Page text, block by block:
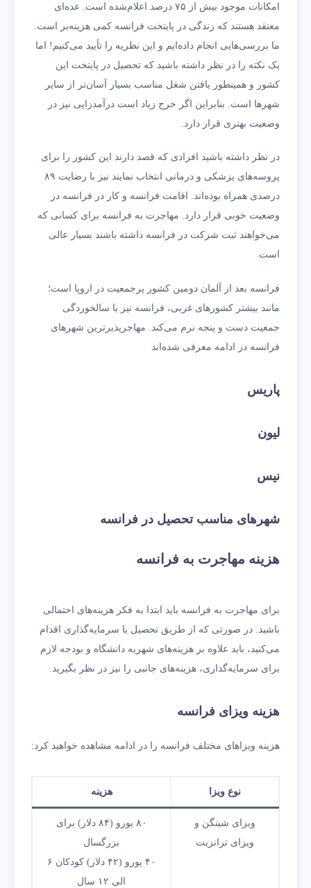
امکانات موجود بیش از ۷۵ درصد اعلام‌شده است. عده‌ای
معتقد هستند که زندگی در پایتخت فرانسه کمی هزینه‌بر است.
ما بررسی‌هایی انجام داده‌ایم و این نظریه را تأیید می‌کنیم! اما
یک نکته را در نظر داشته باشید که تحصیل در پایتخت این
کشور و همینطور یافتن شغل مناسب بسیار آسان‌تر از سایر
شهرها است. بنابراین اگر خرج زیاد است درآمدزایی نیز در
وضعیت بهتری قرار دارد.
در نظر داشته باشید افرادی که قصد دارند این کشور را برای
پروسه‌های پزشکی و درمانی انتخاب نمایند نیز با رضایت ۸۹
درصدی همراه بوده‌اند. اقامت فرانسه و کار در فرانسه در
وضعیت خوبی قرار دارد. مهاجرت به فرانسه برای کسانی که
می‌خواهند ثبت شرکت در فرانسه داشته باشند بسیار عالی
است.
فرانسه بعد از آلمان دومین کشور پرجمعیت در اروپا است؛
مانند بیشتر کشورهای غربی، فرانسه نیز با سالخوردگی
جمعیت دست و پنجه نرم می‌کند. مهاجرپذیرترین شهرهای
فرانسه در ادامه معرفی شده‌اند
پاریس
لیون
نیس
شهرهای مناسب تحصیل در فرانسه
هزینه مهاجرت به فرانسه
برای مهاجرت به فرانسه باید ابتدا به فکر هزینه‌های احتمالی
باشید. در صورتی که از طریق تحصیل یا سرمایه‌گذاری اقدام
می‌کنید، باید علاوه بر هزینه‌های شهریه دانشگاه و بودجه لازم
برای سرمایه‌گذاری، هزینه‌های جانبی را نیز در نظر بگیرید.
هزینه ویزای فرانسه
هزینه ویزاهای مختلف فرانسه را در ادامه مشاهده خواهید کرد:
نوع ویزا هزینه
ویزای شینگن و
ویزای ترانزیت
۸۰ یورو (۸۴ دلار) برای
بزرگسال
۴۰ یورو (۴۲ دلار) کودکان ۶
الی ۱۲ سال